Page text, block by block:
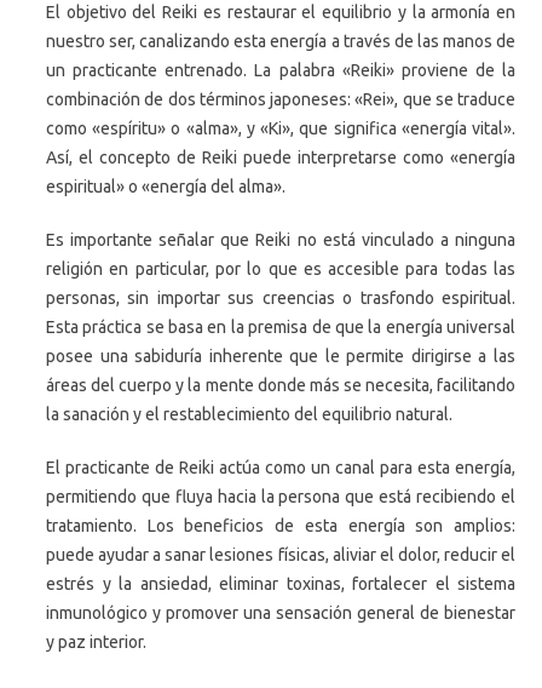
El objetivo del Reiki es restaurar el equilibrio y la armonía en
nuestro ser, canalizando esta energía a través de las manos de
un practicante entrenado. La palabra «Reiki» proviene de la
combinación de dos términos japoneses: «Rei», que se traduce
como «espíritu» o «alma», y «Ki», que significa «energía vital».
Así, el concepto de Reiki puede interpretarse como «energía
espiritual» o «energía del alma».
Es importante señalar que Reiki no está vinculado a ninguna
religión en particular, por lo que es accesible para todas las
personas, sin importar sus creencias o trasfondo espiritual.
Esta práctica se basa en la premisa de que la energía universal
posee una sabiduría inherente que le permite dirigirse a las
áreas del cuerpo y la mente donde más se necesita, facilitando
la sanación y el restablecimiento del equilibrio natural.
El practicante de Reiki actúa como un canal para esta energía,
permitiendo que fluya hacia la persona que está recibiendo el
tratamiento. Los beneficios de esta energía son amplios:
puede ayudar a sanar lesiones físicas, aliviar el dolor, reducir el
estrés y la ansiedad, eliminar toxinas, fortalecer el sistema
inmunológico y promover una sensación general de bienestar
y paz interior.